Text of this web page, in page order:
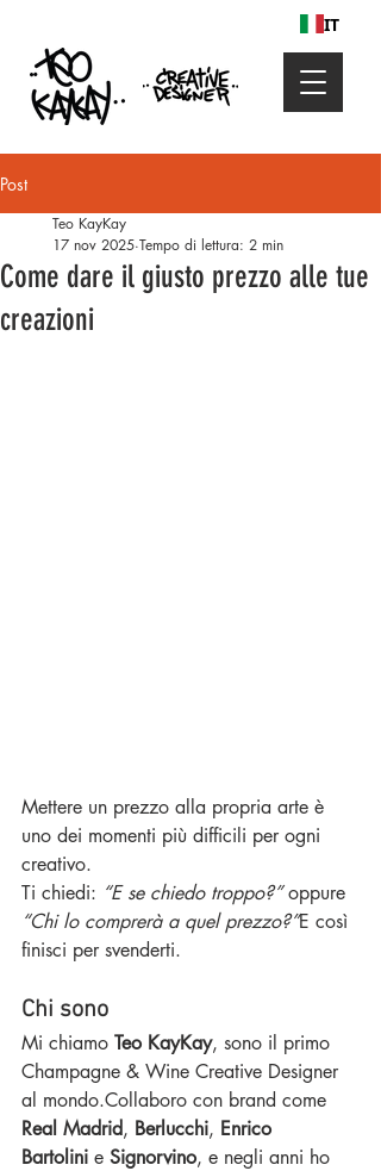
Post
Come dare il giusto prezzo alle tue
creazioni
Teo KayKay
17 nov 2025 Tempo di lettura: 2 min
Mettere un prezzo alla propria arte è
uno dei momenti più difficili per ogni
creativo.
Ti chiedi: “E se chiedo troppo?” oppure
“Chi lo comprerà a quel prezzo?”E così
finisci per svenderti.
Chi sono
Mi chiamo Teo KayKay, sono il primo
Champagne & Wine Creative Designer
al mondo.Collaboro con brand come
Real Madrid, Berlucchi, Enrico
Bartolini e Signorvino, e negli anni ho
IT